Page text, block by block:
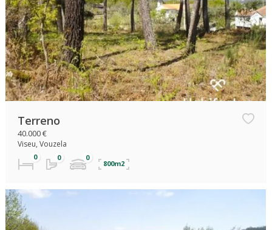
Terreno
40.000 €
Viseu, Vouzela
800m2